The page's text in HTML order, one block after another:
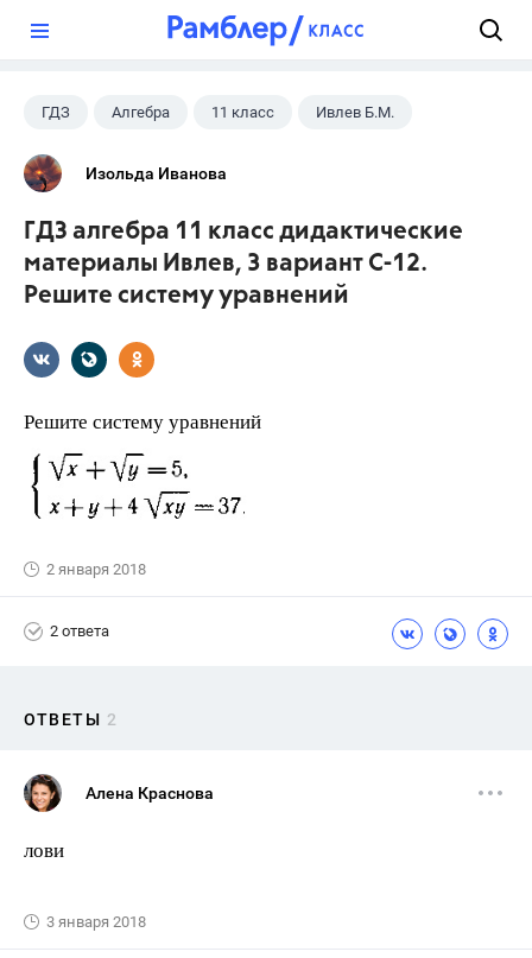
ГДЗ Алгебра 11 класс Ивлев Б.М.
Изольда Иванова
ГДЗ алгебра 11 класс дидактические
материалы Ивлев, 3 вариант С-12.
Решите систему уравнений
Решите систему уравнений
2 января 2018
2 ответа
ОТВЕТЫ 2
Алена Краснова
лови
3 января 2018